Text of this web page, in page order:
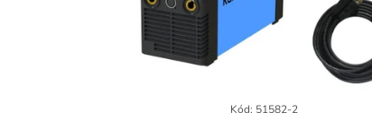
Kód: 51582-2